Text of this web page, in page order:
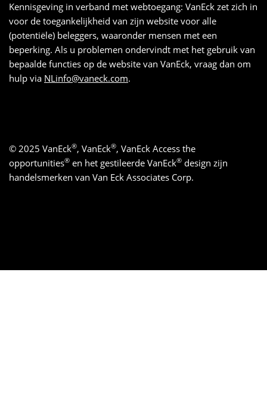
Kennisgeving in verband met webtoegang: VanEck zet zich in
voor de toegankelijkheid van zijn website voor alle
(potentiële) beleggers, waaronder mensen met een
beperking. Als u problemen ondervindt met het gebruik van
bepaalde functies op de website van VanEck, vraag dan om
hulp via NLinfo@vaneck.com.
© 2025 VanEck®, VanEck®, VanEck Access the
opportunities® en het gestileerde VanEck® design zijn
handelsmerken van Van Eck Associates Corp.